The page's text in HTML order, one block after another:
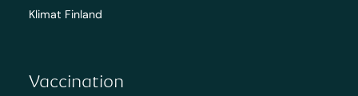
Klimat Finland
Vaccination